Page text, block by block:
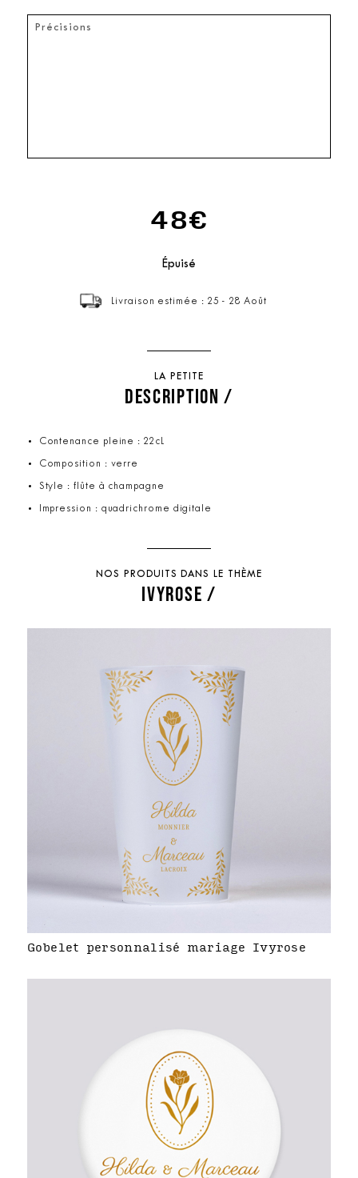
48€
Épuisé
Livraison estimée : 25 - 28 Août
LA PETITE
DESCRIPTION /
Contenance pleine : 22cL
Composition : verre
Style : flûte à champagne
Impression : quadrichrome digitale
NOS PRODUITS DANS LE THÈME
IVYROSE /
Gobelet personnalisé mariage Ivyrose